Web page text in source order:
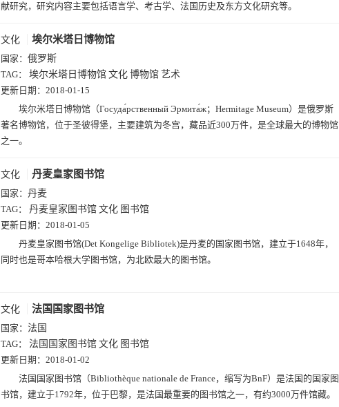
献研究，研究内容主要包括语言学、考古学、法国历史及东方文化研究等。
文化 埃尔米塔日博物馆
国家： 俄罗斯
TAG： 埃尔米塔日博物馆 文化 博物馆 艺术
更新日期： 2018-01-15
埃尔米塔日博物馆（Госуда́рственный Эрмита́ж；Hermitage Museum）是俄罗斯
著名博物馆，位于圣彼得堡，主要建筑为冬宫，藏品近300万件，是全球最大的博物馆
之一。
文化 丹麦皇家图书馆
国家： 丹麦
TAG： 丹麦皇家图书馆 文化 图书馆
更新日期： 2018-01-05
丹麦皇家图书馆(Det Kongelige Bibliotek)是丹麦的国家图书馆，建立于1648年，
同时也是哥本哈根大学图书馆，为北欧最大的图书馆。
文化 法国国家图书馆
国家： 法国
TAG： 法国国家图书馆 文化 图书馆
更新日期： 2018-01-02
法国国家图书馆（Bibliothèque nationale de France，缩写为BnF）是法国的国家图
书馆，建立于1792年，位于巴黎，是法国最重要的图书馆之一，有约3000万件馆藏。